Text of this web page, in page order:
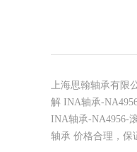
上海思翰轴承有限
解 INA轴承-
INA轴承-NA4956-
轴承 价格合理，保